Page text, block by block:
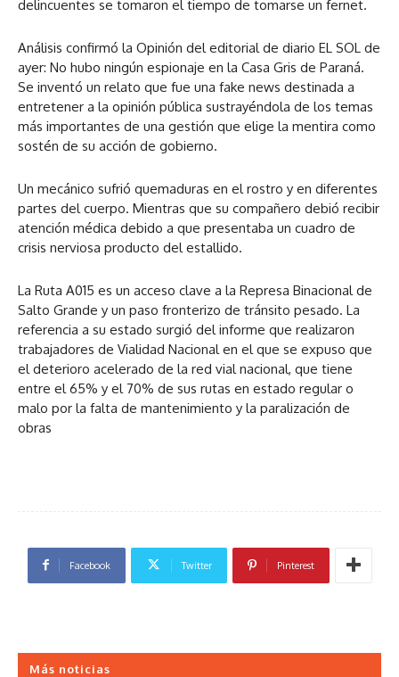
delincuentes se tomaron el tiempo de tomarse un fernet.
Análisis confirmó la Opinión del editorial de diario EL SOL de
ayer: No hubo ningún espionaje en la Casa Gris de Paraná.
Se inventó un relato que fue una fake news destinada a
entretener a la opinión pública sustrayéndola de los temas
más importantes de una gestión que elige la mentira como
sostén de su acción de gobierno.
Un mecánico sufrió quemaduras en el rostro y en diferentes
partes del cuerpo. Mientras que su compañero debió recibir
atención médica debido a que presentaba un cuadro de
crisis nerviosa producto del estallido.
La Ruta A015 es un acceso clave a la Represa Binacional de
Salto Grande y un paso fronterizo de tránsito pesado. La
referencia a su estado surgió del informe que realizaron
trabajadores de Vialidad Nacional en el que se expuso que
el deterioro acelerado de la red vial nacional, que tiene
entre el 65% y el 70% de sus rutas en estado regular o
malo por la falta de mantenimiento y la paralización de
obras
Facebook Twitter Pinterest
Más noticias